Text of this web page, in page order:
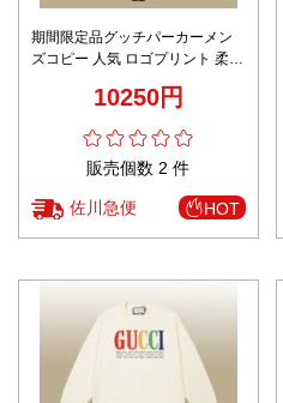
期間限定品グッチパーカーメン
ズコピー 人気 ロゴプリント 柔ら
兼用 ブラック10250円
販売個数 2 件
佐川急便 HOT